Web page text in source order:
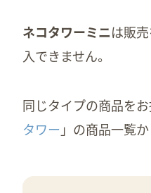
ネコタワーミニは販
入できません。
同じタイプの商品を
タワー 」の商品一覧